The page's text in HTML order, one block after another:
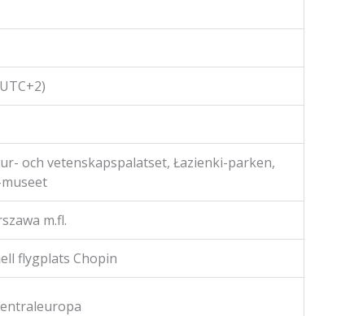
och vetenskapspalatset, Łazienki-parken,
m.fl.
flygplats Chopin